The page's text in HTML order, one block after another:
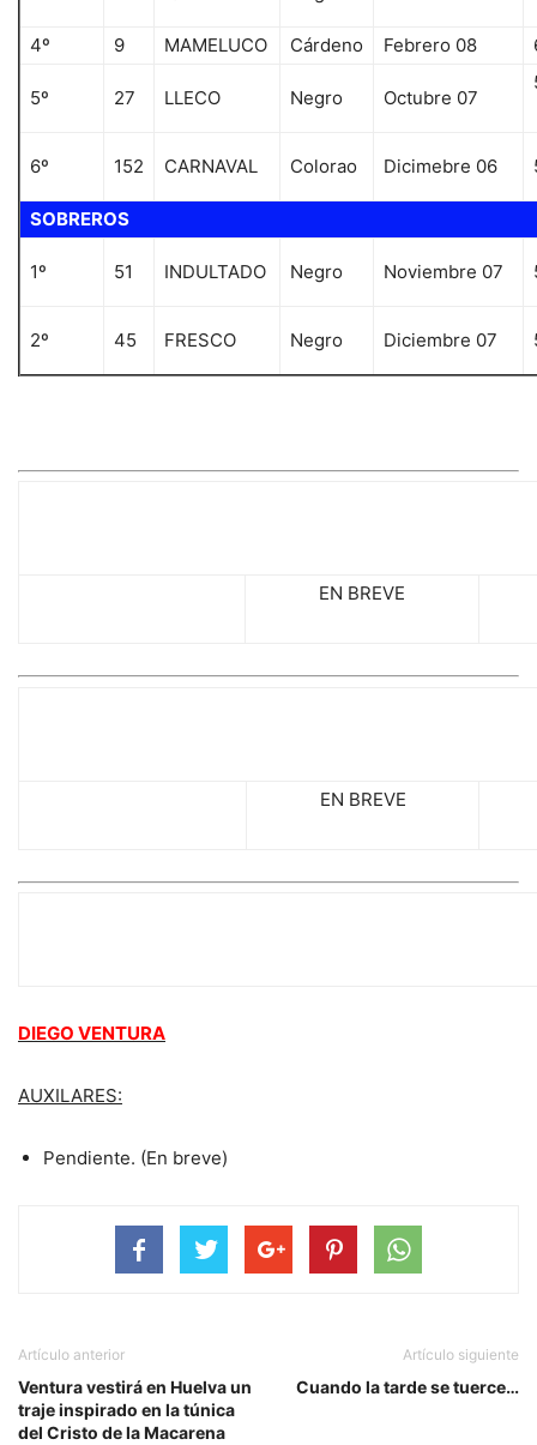
4º 9 MAMELUCO Cárdeno Febrero 08
5º 27 LLECO Negro Octubre 07
6º 152 CARNAVAL Colorao Dicimebre 06
SOBREROS
1º 51 INDULTADO Negro Noviembre 07
2º 45 FRESCO Negro Diciembre 07
EN BREVE
EN BREVE
DIEGO VENTURA
AUXILARES:
Pendiente. (En breve)
Artículo anterior
Ventura vestirá en Huelva un
traje inspirado en la túnica
del Cristo de la Macarena
Artículo siguiente
Cuando la tarde se tuerce…